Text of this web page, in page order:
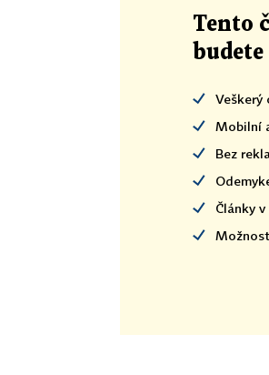
Tento
Veškerý
Mobilní
Bez
Články